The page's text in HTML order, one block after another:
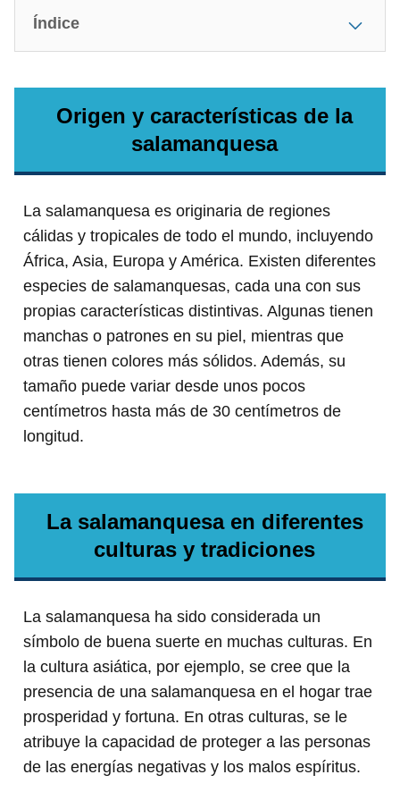
Índice
Origen y características de la
salamanquesa
La salamanquesa es originaria de regiones
cálidas y tropicales de todo el mundo, incluyendo
África, Asia, Europa y América. Existen diferentes
especies de salamanquesas, cada una con sus
propias características distintivas. Algunas tienen
manchas o patrones en su piel, mientras que
otras tienen colores más sólidos. Además, su
tamaño puede variar desde unos pocos
centímetros hasta más de 30 centímetros de
longitud.
La salamanquesa en diferentes
culturas y tradiciones
La salamanquesa ha sido considerada un
símbolo de buena suerte en muchas culturas. En
la cultura asiática, por ejemplo, se cree que la
presencia de una salamanquesa en el hogar trae
prosperidad y fortuna. En otras culturas, se le
atribuye la capacidad de proteger a las personas
de las energías negativas y los malos espíritus.